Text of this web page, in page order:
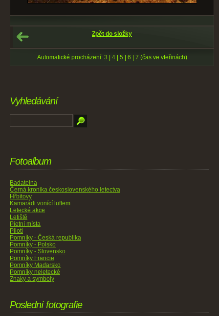
Zpět do složky
Automatické procházení: 3 4| 5 6 7 (čas ve vteřinách)
Vyhledávání
Fotoalbum
Badatelna
Černá kronika československého letectva
Hřbitovy
Kamarádi vonící luftem
Letecké akce
Letiště
Pietní místa
Piloti
Pomníky - Česká republika
Pomníky - Polsko
Pomníky - Slovensko
Pomníky Francie
Pomníky Maďarsko
Pomníky neletecké
Znaky a symboly
Poslední fotografie